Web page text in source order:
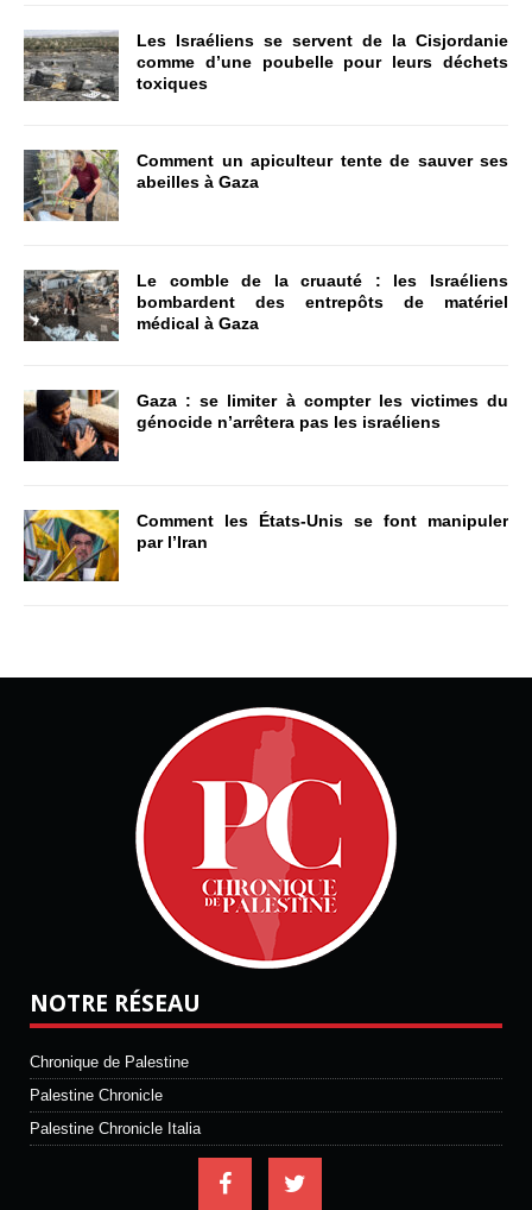
Les Israéliens se servent de la Cisjordanie
comme d’une poubelle pour leurs déchets
toxiques
Comment un apiculteur tente de sauver ses
abeilles à Gaza
Le comble de la cruauté : les Israéliens
bombardent des entrepôts de matériel
médical à Gaza
Gaza : se limiter à compter les victimes du
génocide n’arrêtera pas les israéliens
Comment les États-Unis se font manipuler
par l’Iran
NOTRE RÉSEAU
Chronique de Palestine
Palestine Chronicle
Palestine Chronicle Italia